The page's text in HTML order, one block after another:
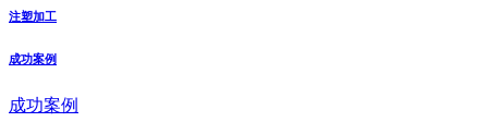
注塑加工
成功案例
成功案例